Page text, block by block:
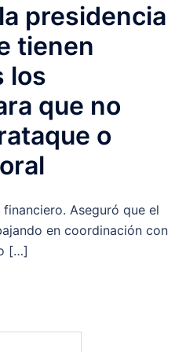
presidencia
tienen
los
que no
o
Aseguró que el
en coordinación con
[…]